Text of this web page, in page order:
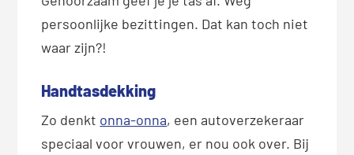
persoonlijke bezittingen. Dat kan toch niet
waar zijn?!
Handtasdekking
Zo denkt onna-onna, een autoverzekeraar
speciaal voor vrouwen, er nou ook over. Bij